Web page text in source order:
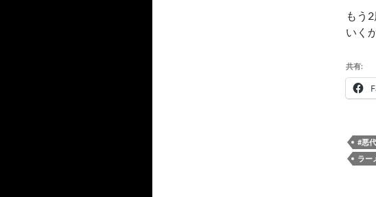
もう
いく
共有:
#悪
ラー